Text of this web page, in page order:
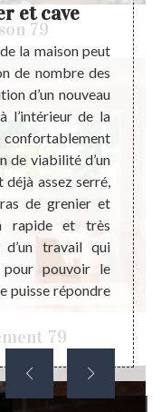
79
79
et cave
la maison peut
de nombre des
d’un nouveau
l’intérieur de la
de viabilité d’un
assez serré,
de grenier et
rapide et très
travail qui
pouvoir le
puisse répondre
Le
mise
sans